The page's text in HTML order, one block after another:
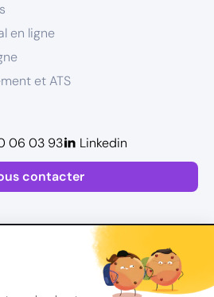
en ligne
et ATS
contacter
06 03 93 Linkedin